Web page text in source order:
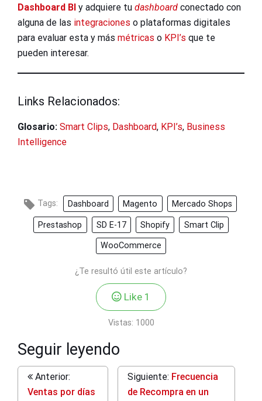
Dashboard BI y adquiere tu dashboard conectado con
alguna de las integraciones o plataformas digitales
para evaluar esta y más métricas o KPI’s que te
pueden interesar.
Links Relacionados:
Glosario: Smart Clips, Dashboard, KPI’s, Business
Intelligence
Tags: Dashboard Magento Mercado Shops
Prestashop SD E-17 Shopify Smart Clip
WooCommerce
¿Te resultó útil este artículo?
Like 1
Vistas: 1000
Seguir leyendo
Anterior:
Ventas por días
Siguiente: Frecuencia
de Recompra en un